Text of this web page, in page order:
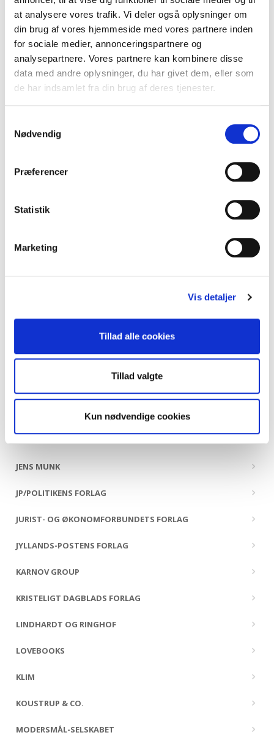
at analysere vores trafik. Vi deler også oplysninger om
din brug af vores hjemmeside med vores partnere inden
for sociale medier, annonceringspartnere og
analysepartnere. Vores partnere kan kombinere disse
data med andre oplysninger, du har givet dem, eller som
de har indsamlet fra din brug af deres tjenester.
Nødvendig
Præferencer
Statistik
Marketing
Vis detaljer
Tillad alle cookies
Tillad valgte
Kun nødvendige cookies
FORLAGET SUPERLUX
FORLAGET TORNMOUNTAIN
GADS FORLAG
FORLAGET PLENUM (TIDL. GO FORLAG)
GUTKIND FORLAG
HAASE FORLAG
HOI FORLAG
ILINNIUSIORFIK UNDERVISNINGSMIDDELFORLAG
JENS MUNK
JP/POLITIKENS FORLAG
JURIST- OG ØKONOMFORBUNDETS FORLAG
JYLLANDS-POSTENS FORLAG
KARNOV GROUP
KRISTELIGT DAGBLADS FORLAG
LINDHARDT OG RINGHOF
LOVEBOOKS
KLIM
KOUSTRUP & CO.
MODERSMÅL-SELSKABET